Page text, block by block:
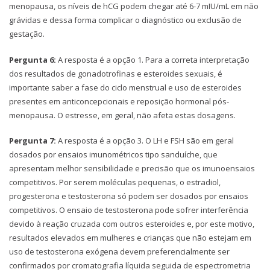
menopausa, os níveis de hCG podem chegar até 6-7 mIU/mL em não
grávidas e dessa forma complicar o diagnóstico ou exclusão de
gestação.
Pergunta 6: A resposta é a opção 1. Para a correta interpretação
dos resultados de gonadotrofinas e esteroides sexuais, é
importante saber a fase do ciclo menstrual e uso de esteroides
presentes em anticoncepcionais e reposição hormonal pós-
menopausa. O estresse, em geral, não afeta estas dosagens.
Pergunta 7: A resposta é a opção 3. O LH e FSH são em geral
dosados por ensaios imunométricos tipo sanduíche, que
apresentam melhor sensibilidade e precisão que os imunoensaios
competitivos. Por serem moléculas pequenas, o estradiol,
progesterona e testosterona só podem ser dosados por ensaios
competitivos. O ensaio de testosterona pode sofrer interferência
devido à reação cruzada com outros esteroides e, por este motivo,
resultados elevados em mulheres e crianças que não estejam em
uso de testosterona exógena devem preferencialmente ser
confirmados por cromatografia líquida seguida de espectrometria